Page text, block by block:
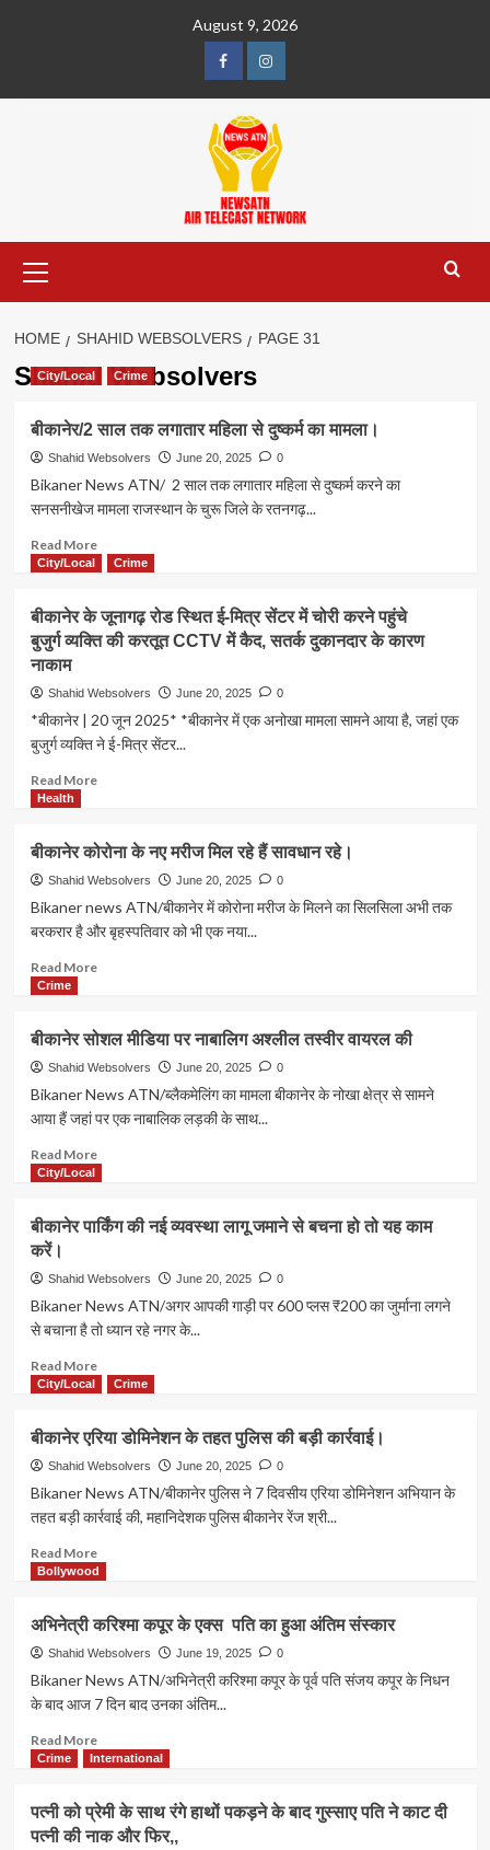
August 9, 2026
FacebookInstagram
Menu
HOME SHAHID WEBSOLVERS PAGE 31
Shahid Websolvers
City/Local Crime
बीकानेर/2 साल तक लगातार महिला से दुष्कर्म का मामला।
Shahid Websolvers June 20, 2025 0
Bikaner News ATN/ 2 साल तक लगातार महिला से दुष्कर्म करने का
सनसनीखेज मामला राजस्थान के चुरू जिले के रतनगढ़...
Read MoreRead
more
साल
तक
महिला
दुष्कर्म
का
City/Local Crime
बीकानेर के जूनागढ़ रोड स्थित ई-मित्र सेंटर में चोरी करने पहुंचे
बुजुर्ग व्यक्ति की करतूत CCTV में कैद, सतर्क दुकानदार के कारण
नाकाम
Shahid Websolvers June 20, 2025 0
*बीकानेर | 20 जून 2025* *बीकानेर में एक अनोखा मामला सामने आया है, जहां एक
बुजुर्ग व्यक्ति ने ई-मित्र सेंटर...
Read MoreRead
बीकानेर
के
जूनागढ़
रोड
स्थित
मित्र
चोरी
करने
पहुंचे
बुजुर्ग व्यक्ति
करतूत
CCTV
सतर्क
दुकानदार
कारण
Health
बीकानेर कोरोना के नए मरीज मिल रहे हैं सावधान रहे।
Shahid Websolvers June 20, 2025 0
Bikaner news ATN/बीकानेर में कोरोना मरीज के मिलने का सिलसिला अभी तक
बरकरार है और बृहस्पतिवार को भी एक नया...
Read MoreRead
बीकानेर
कोरोना
के
नए
रहे
रहे।
Crime
बीकानेर सोशल मीडिया पर नाबालिग अश्लील तस्वीर वायरल की
Shahid Websolvers June 20, 2025 0
Bikaner News ATN/ब्लैकमेलिंग का मामला बीकानेर के नोखा क्षेत्र से सामने
आया हैं जहां पर एक नाबालिक लड़की के साथ...
Read MoreRead
बीकानेर
सोशल
पर
नाबालिग
अश्लील
तस्वीर
की
City/Local
बीकानेर पार्किंग की नई व्यवस्था लागू जमाने से बचना हो तो यह काम
करें।
Shahid Websolvers June 20, 2025 0
Bikaner News ATN/अगर आपकी गाड़ी पर 600 प्लस ₹200 का जुर्माना लगने
से बचाना है तो ध्यान रहे नगर के...
Read MoreRead
more
बीकानेर
पार्किंग
की
नई
व्यवस्था
जमाने
से
तो
यह
काम
करें।
City/Local Crime
बीकानेर एरिया डोमिनेशन के तहत पुलिस की बड़ी कार्रवाई।
Shahid Websolvers June 20, 2025 0
Bikaner News ATN/बीकानेर पुलिस ने 7 दिवसीय एरिया डोमिनेशन अभियान के
तहत बड़ी कार्रवाई की, महानिदेशक पुलिस बीकानेर रेंज श्री...
Read MoreRead
more
बीकानेर
एरिया
डोमिनेशन
के
तहत
पुलिस
की
बड़ी
Bollywood
अभिनेत्री करिश्मा कपूर के एक्स पति का हुआ अंतिम संस्कार
Shahid Websolvers June 19, 2025 0
Bikaner News ATN/अभिनेत्री करिश्मा कपूर के पूर्व पति संजय कपूर के निधन
के बाद आज 7 दिन बाद उनका अंतिम...
Read MoreRead
more
अभिनेत्री
करिश्मा
कपूर
Crime International
पत्नी को प्रेमी के साथ रंगे हाथों पकड़ने के बाद गुस्साए पति ने काट दी
पत्नी की नाक और फिर,,